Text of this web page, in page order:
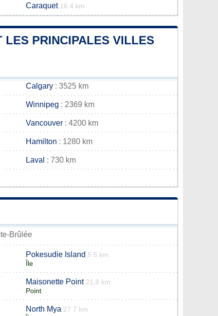
Caraquet 16.4 km
LES PRINCIPALES VILLES
Calgary : 3525 km
Winnipeg : 2369 km
Vancouver : 4200 km
Hamilton : 1280 km
Laval : 730 km
Brûlée
Pokesudie Island 5.5 km
Île
Maisonette Point 21.8 km
Point
North Mya 27.7 km